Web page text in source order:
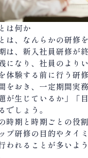
は何か
は、なんらかの研修
は、新入社員研修が
なり、社員のより
体験する前に行う研
をおき、一定期間実
が生じているか」「
でしょう。
時期と時期ごとの役割
プ研修の目的やタイ
われることが多いよ